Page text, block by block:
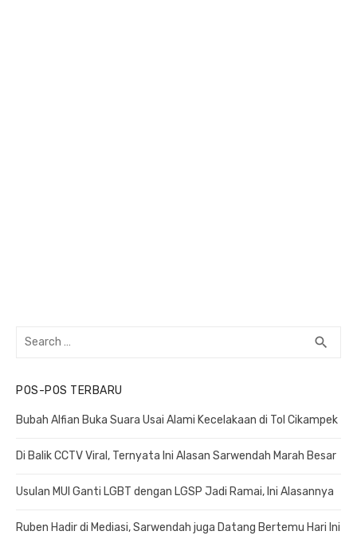
Search
search
POS-POS TERBARU
Bubah Alfian Buka Suara Usai Alami Kecelakaan di Tol Cikampek
Di Balik CCTV Viral, Ternyata Ini Alasan Sarwendah Marah Besar
Usulan MUI Ganti LGBT dengan LGSP Jadi Ramai, Ini Alasannya
Ruben Hadir di Mediasi, Sarwendah juga Datang Bertemu Hari Ini